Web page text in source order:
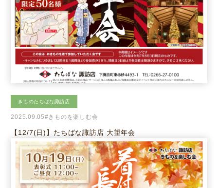
きものたちばな諏訪店
2025.09.05#きものを楽しむ会
【12/7(日)】たちばな諏訪店 大望年会